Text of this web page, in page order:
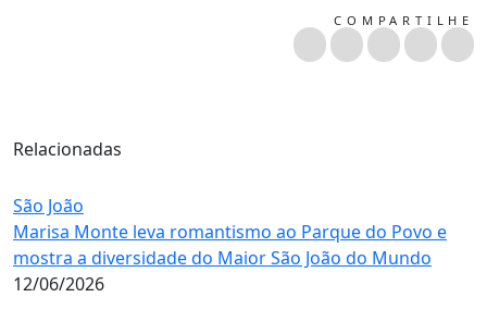
COMPARTILHE
Relacionadas
São João
Marisa Monte leva romantismo ao Parque do Povo e
mostra a diversidade do Maior São João do Mundo
12/06/2026